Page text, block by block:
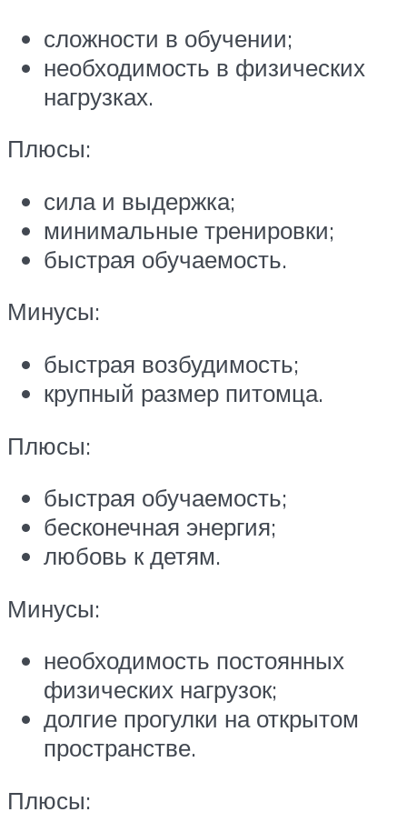
сложности в обучении;
необходимость в физических
нагрузках.
Плюсы:
сила и выдержка;
минимальные тренировки;
быстрая обучаемость.
Минусы:
быстрая возбудимость;
крупный размер питомца.
Плюсы:
быстрая обучаемость;
бесконечная энергия;
любовь к детям.
Минусы:
необходимость постоянных
физических нагрузок;
долгие прогулки на открытом
пространстве.
Плюсы: